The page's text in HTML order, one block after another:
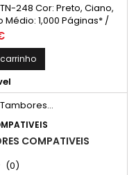
248 Cor: Preto, Ciano,
1,000 Páginas* /
COMPATIVEIS
(0)